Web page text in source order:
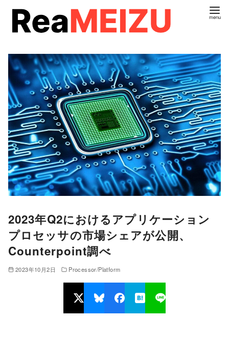
2023年Q2におけるアプリケーション
プロセッサの市場シェアが公開、
Counterpoint調べ
2023年10月2日 Processor/Platform